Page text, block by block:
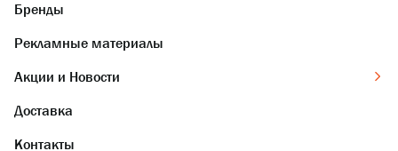
Бренды
Рекламные материалы
Акции и Новости
Доставка
Контакты